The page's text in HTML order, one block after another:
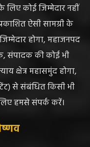
कोई जिम्मेदार नहीं
ऐसी सामग्री के
होगा, महाजनपद
संपादक की कोई भी
क्षेत्र महासमुंद होगा,
से संबंधित किसी भी
हमसे संपर्क करें।